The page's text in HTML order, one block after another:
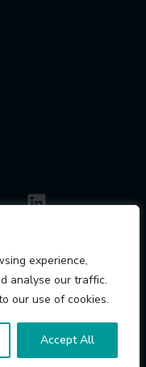
experience,
analyse our traffic.
our use of cookies.
Accept All